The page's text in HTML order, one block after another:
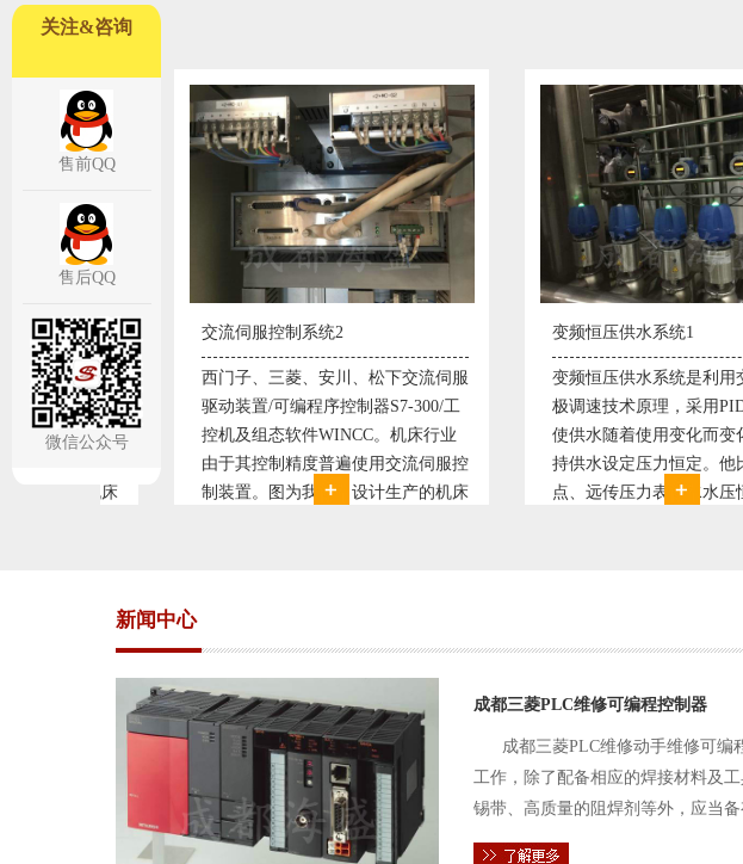
流伺服控制系统2
门子、三菱、安川、松下交流伺服
装置/可编程序控制器S7-300/工
机及组态软件WINCC。机床行业
于其控制精度普遍使用交流伺服控
装置。图为我公司设计生产的机床
变频恒压供水系统1
变频恒压供水系统是利用交流电机无
极调速技术原理，采用PID闭环控制
使供水随着使用变化而变化，从而维
持供水设定压力恒定。他比传统电接
点、远传压力表供水水压恒定，因此
直流调
西门子
590P
S7-
普遍
新闻中心
成都三菱PLC维修可编程控制器
成都三菱PLC维修动手维修可编
工作，除了配备相应的焊接材料及
锡带、高质量的阻焊剂等外，应当
件的电路及通信电缆。这一是由于待
关注&咨询
售前QQ
售后QQ
微信公众号